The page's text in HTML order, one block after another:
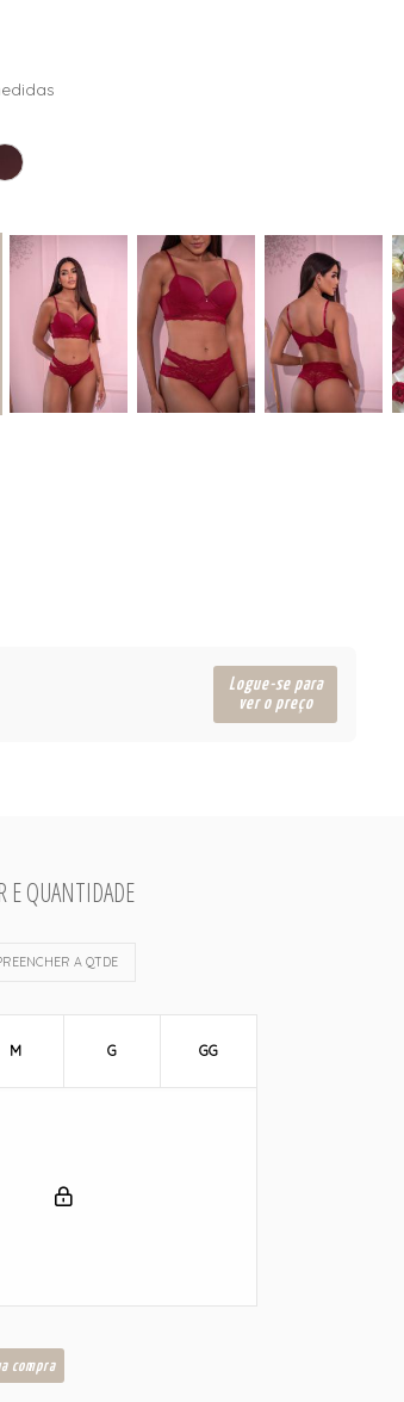
Logue-se para
ver o preço
QUANTIDADE
A QTDE
M G GG
compra